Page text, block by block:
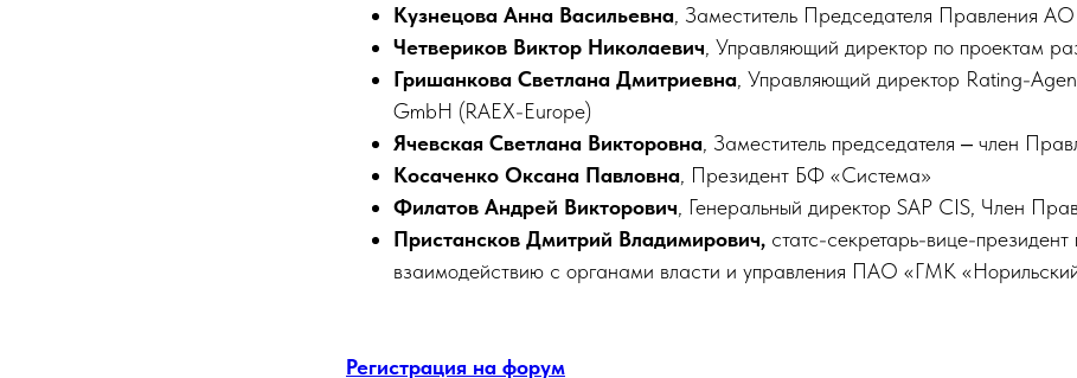
Кузнецова Анна Васильевна, Заместитель Председателя Правления АО
Четвериков Виктор Николаевич, Управляющий директор по проектам
Гришанкова Светлана Дмитриевна, Управляющий директор Rating-
GmbH (RAEX-Europe)
Ячевская Светлана Викторовна, Заместитель председателя ‒ член
Косаченко Оксана Павловна, Президент БФ «Система»
Филатов Андрей Викторович, Генеральный директор SAP CIS, Член
Пристансков Дмитрий Владимирович, статс-секретарь-вице-президент
взаимодействию с органами власти и управления ПАО «ГМК
Регистрация на форум